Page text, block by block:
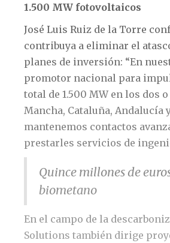
1.500 MW fotovoltaicos
José Luis Ruiz de la Torre
contribuya a eliminar el
planes de inversión: “En
promotor nacional para
total de 1.500 MW en los dos
Mancha, Cataluña, Andalucía
mantenemos contactos
prestarles servicios de
Quince millones de
biometano
En el campo de la
Solutions también dirige